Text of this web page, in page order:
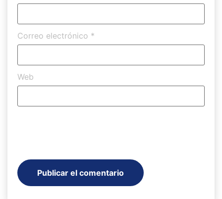
Correo electrónico *
Web